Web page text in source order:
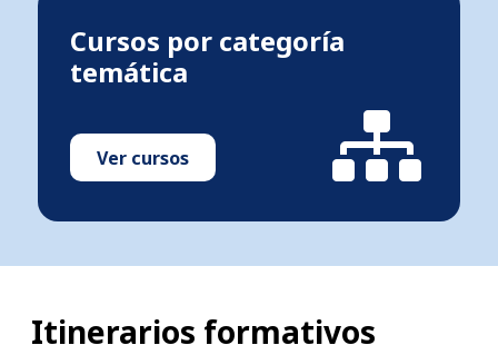
Cursos por categoría
temática
Ver cursos
Itinerarios formativos